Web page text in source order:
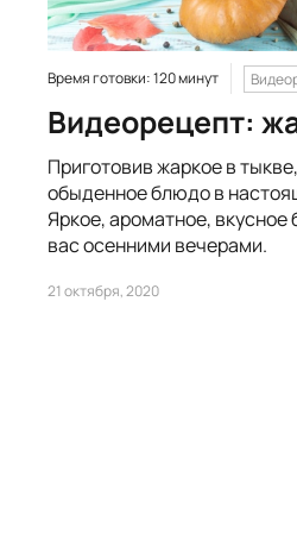
Время готовки: 120 минут
Видеорецепт:
Приготовив жаркое в
обыденное блюдо в
Яркое, ароматное, вкусное
вас осенними вечерами.
21 октября, 2020